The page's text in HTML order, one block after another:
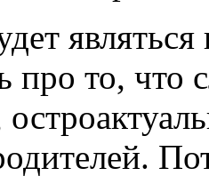
про то, что